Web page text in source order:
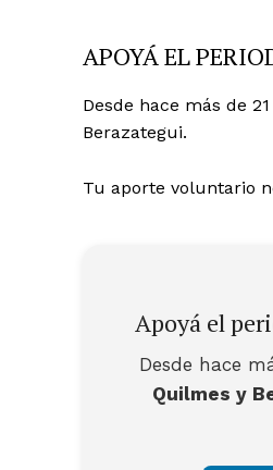
APOYÁ EL
Desde hace más de
Berazategui.
Tu aporte voluntario
Apoyá el
Desde hace
Quilmes y